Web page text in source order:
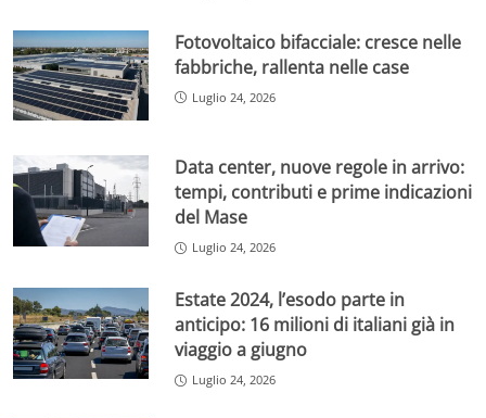
Fotovoltaico bifacciale: cresce nelle
fabbriche, rallenta nelle case
Luglio 24, 2026
Data center, nuove regole in arrivo:
tempi, contributi e prime indicazioni
del Mase
Luglio 24, 2026
Estate 2024, l’esodo parte in
anticipo: 16 milioni di italiani già in
viaggio a giugno
Luglio 24, 2026